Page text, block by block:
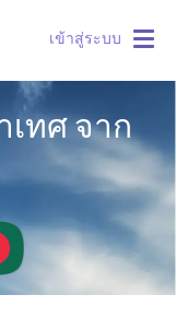
เข้าสู่ระบบ
เทศ จาก